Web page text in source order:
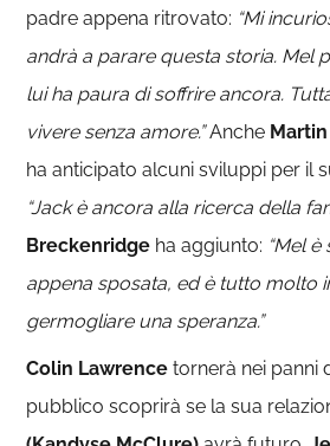
padre appena ritrovato: “Mi
andrà a parare questa storia. Mel
lui ha paura di soffrire ancora.
vivere senza amore.”Anche
ha anticipato alcuni sviluppi per il
“Jack è ancora alla ricerca della
Breckenridge ha aggiunto: “Mel
appena sposata, ed è tutto molto
germogliare una speranza.”
Colin Lawrence tornerà nei panni
pubblico scoprirà se la sua